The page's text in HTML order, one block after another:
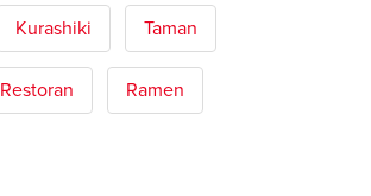
Kurashiki Taman
Restoran Ramen